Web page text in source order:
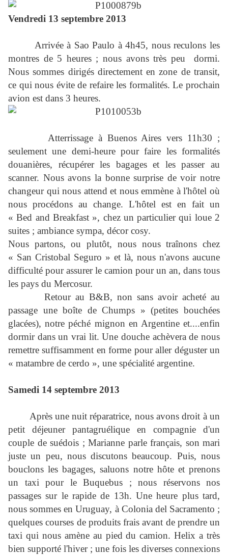
Vendredi 13 septembre 2013
Arrivée à Sao Paulo à 4h45, nous reculons les
montres de 5 heures ; nous avons très peu dormi.
Nous sommes dirigés directement en zone de transit,
ce qui nous évite de refaire les formalités. Le prochain
avion est dans 3 heures.
Atterrissage à Buenos Aires vers 11h30 ;
seulement une demi-heure pour faire les formalités
douanières, récupérer les bagages et les passer au
scanner. Nous avons la bonne surprise de voir notre
changeur qui nous attend et nous emmène à l'hôtel où
nous procédons au change. L'hôtel est en fait un
« Bed and Breakfast », chez un particulier qui loue 2
suites ; ambiance sympa, décor cosy.
Nous partons, ou plutôt, nous nous traînons chez
« San Cristobal Seguro » et là, nous n'avons aucune
difficulté pour assurer le camion pour un an, dans tous
les pays du Mercosur.
Retour au B&B, non sans avoir acheté au
passage une boîte de Chumps » (petites bouchées
glacées), notre péché mignon en Argentine et....enfin
dormir dans un vrai lit. Une douche achèvera de nous
remettre suffisamment en forme pour aller déguster un
« matambre de cerdo », une spécialité argentine.
Samedi 14 septembre 2013
Après une nuit réparatrice, nous avons droit à un
petit déjeuner pantagruélique en compagnie d'un
couple de suédois ; Marianne parle français, son mari
juste un peu, nous discutons beaucoup. Puis, nous
bouclons les bagages, saluons notre hôte et prenons
un taxi pour le Buquebus ; nous réservons nos
passages sur le rapide de 13h. Une heure plus tard,
nous sommes en Uruguay, à Colonia del Sacramento ;
quelques courses de produits frais avant de prendre un
taxi qui nous amène au pied du camion. Helix a très
bien supporté l'hiver ; une fois les diverses connexions